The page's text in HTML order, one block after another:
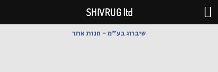
דילוג
לתוכן
שיברוג בע"מ - חנות אתר
SHIVRUG ltd